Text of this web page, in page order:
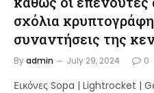
σχόλια
συναντήσεις της
Byadmin July 29, 2024 0
Εικόνες Sopa | Lightrocket |